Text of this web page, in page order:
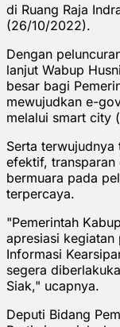
di Ruang Raja
(26/10/2022).
Dengan
lanjut Wabup
besar bagi
mewujudkan e-
melalui smart city
Serta
efektif, transparan
bermuara pada
terpercaya.
"Pemerintah
apresiasi kegiatan
Informasi
segera
Siak," ucapnya.
Deputi Bidang